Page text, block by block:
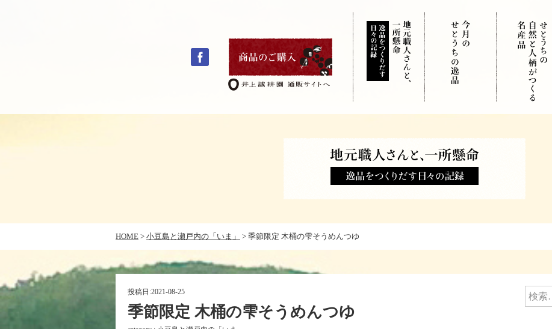
ッ
HOME > 小豆島と瀬戸内の「いま」 > 季節限定 木桶の雫そうめんつゆ
投稿日:2021-08-25
季節限定 木桶の雫そうめんつゆ